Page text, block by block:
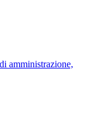
amministrazione,